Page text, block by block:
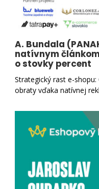
A. Bundala
natívnym
o stovky percent
Strategický rast e-
obraty vďaka natívnej